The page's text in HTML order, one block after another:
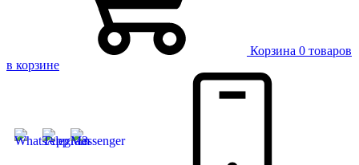
Корзина 0 товаров
в корзине